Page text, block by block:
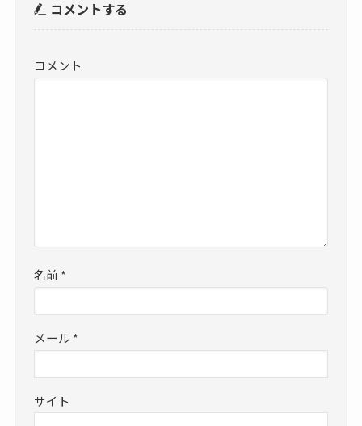
コメントする
コメント
名前 *
メール *
サイト